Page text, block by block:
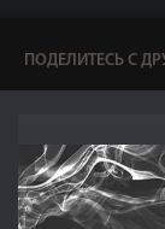
ПОДЕЛИТЕСЬ С